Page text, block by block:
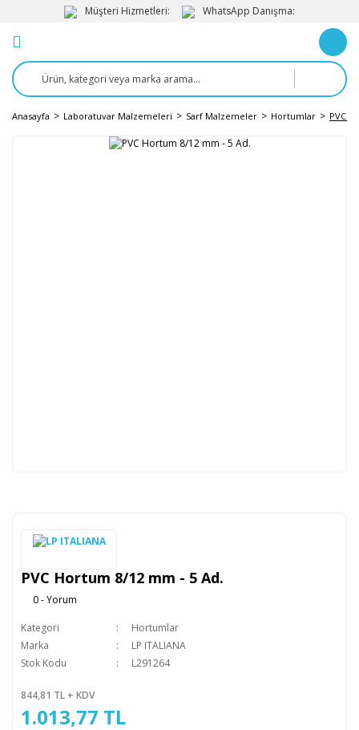
Müşteri Hizmetleri: WhatsApp Danışma:
Anasayfa Laboratuvar Malzemeleri Sarf Malzemeler Hortumlar PVC
PVC Hortum 8/12 mm - 5 Ad.
0 - Yorum
Kategori
Hortumlar
Marka
LP ITALIANA
Stok Kodu
L291264
844,81 TL + KDV
1.013,77 TL